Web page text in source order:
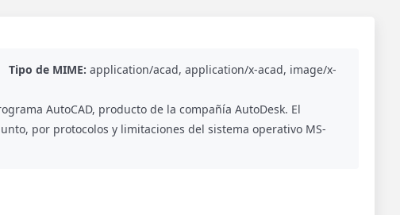
Tipo de MIME: application/acad, application/x-acad, image/x-
AutoCAD, producto de la compañía AutoDesk. El
por protocolos y limitaciones del sistema operativo MS-